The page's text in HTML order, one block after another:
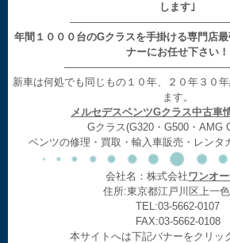
します｣
年間１０００台のGクラスを手掛ける専門店
ナーにお任せ下さい！
新車は何処でも同じもの１０年、２０年３０
ます。
メルセデスベンツGクラス中古車
Gクラス(G320・G500・AMG
ベンツの修理・買取・輸入車販売・レンタ
会社名：株式会社ワンオ
住所:東京都江戸川区上一色
TEL:03-5662-0107
FAX:03-5662-0108
本サイトへは下記バナーをクリッ